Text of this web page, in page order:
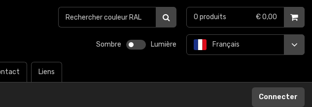
Sombre Lumière
Liens
Français
0 produits € 0,00
Connecter